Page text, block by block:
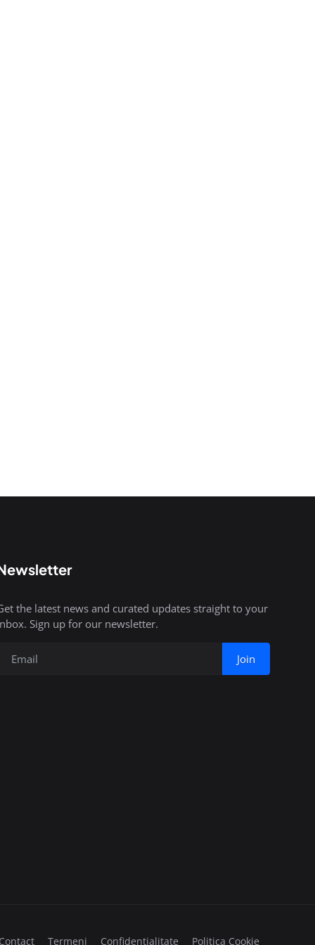
the latest news and curated updates straight to your
Sign up for our newsletter.
Join
Contact Termeni Confidențialitate Politica Cookie